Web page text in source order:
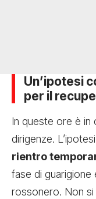
Un’ipotesi
per il
In queste ore è
dirigenze.
rientro
fase di guarigione
rossonero. Non